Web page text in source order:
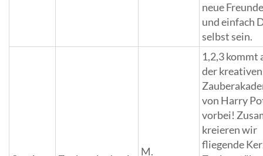
neue
und einfach
selbst sein.
M.
1,2,3 kommt
der kreativen
von Harry
vorbei!
kreieren wir
fliegende